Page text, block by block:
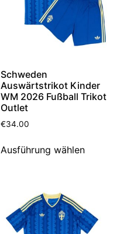
Schweden
Auswärtstrikot Kinder
WM 2026 Fußball Trikot
Outlet
€34.00
Ausführung wählen